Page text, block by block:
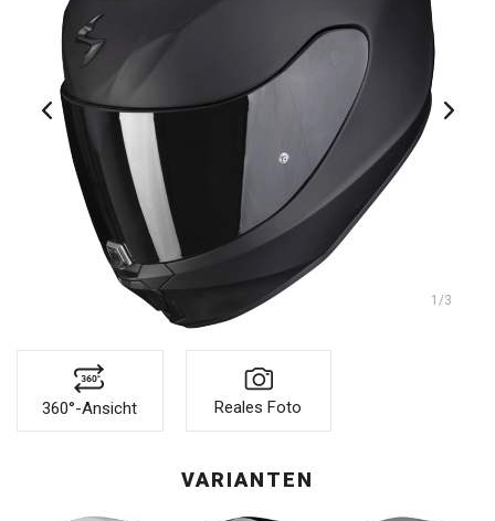
1 /3
360°-Ansicht Reales Foto
VARIANTEN